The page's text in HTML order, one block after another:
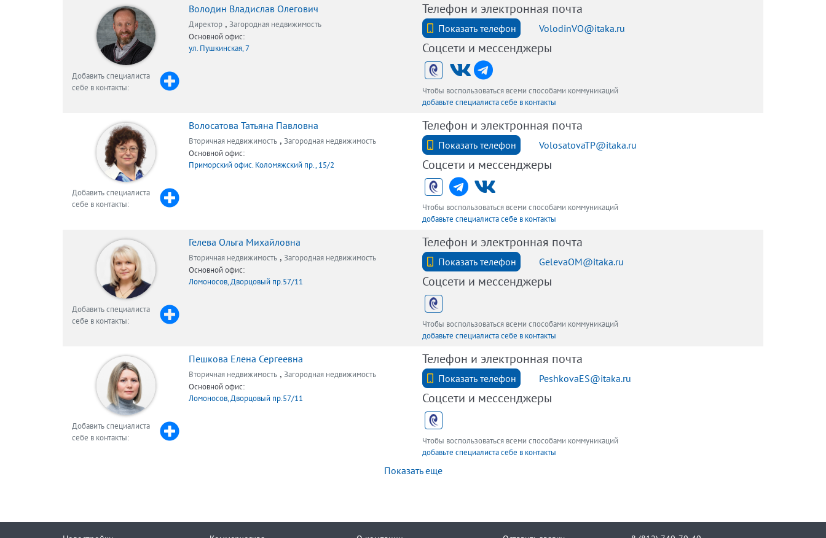
Добавить специалиста
себе в контакты:
Володин Владислав Олегович
Директор , Загородная недвижимость
Основной офис:
ул. Пушкинская, 7
Телефон и электронная почта
Показать телефон
+7 (812) 740-70-40 VolodinVO@itaka.ru
Соцсети и мессенджеры
Чтобы воспользоваться всеми способами коммуникаций
добавьте специалиста себе в контакты
Добавить специалиста
себе в контакты:
Волосатова Татьяна Павловна
Вторичная недвижимость , Загородная недвижимость
Основной офис:
Приморский офис. Коломяжский пр., 15/2
Телефон и электронная почта
Показать телефон
+7 (921)959-85-00 VolosatovaTP@itaka.ru
Соцсети и мессенджеры
Чтобы воспользоваться всеми способами коммуникаций
добавьте специалиста себе в контакты
Добавить специалиста
себе в контакты:
Гелева Ольга Михайловна
Вторичная недвижимость , Загородная недвижимость
Основной офис:
Ломоносов, Дворцовый пр.57/11
Телефон и электронная почта
Показать телефон
+7 (812) 740-70-40 GelevaOM@itaka.ru
Соцсети и мессенджеры
Чтобы воспользоваться всеми способами коммуникаций
добавьте специалиста себе в контакты
Добавить специалиста
себе в контакты:
Пешкова Елена Сергеевна
Вторичная недвижимость , Загородная недвижимость
Основной офис:
Ломоносов, Дворцовый пр.57/11
Телефон и электронная почта
Показать телефон
+7 (812) 740-70-40 PeshkovaES@itaka.ru
Соцсети и мессенджеры
Чтобы воспользоваться всеми способами коммуникаций
добавьте специалиста себе в контакты
Показать еще